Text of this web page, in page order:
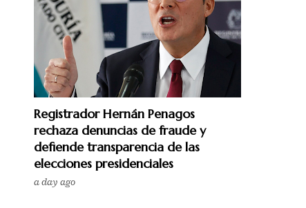
Registrador Hernán Penagos
rechaza denuncias de fraude y
defiende transparencia de las
elecciones presidenciales
a day ago